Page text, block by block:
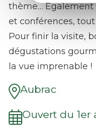
thème… Également
et conférences,
Pour finir la visite,
dégustations
la vue imprenable !
Aubrac
Ouvert du 1er